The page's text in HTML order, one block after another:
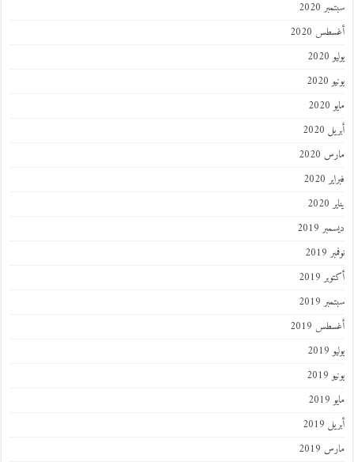
سبتمبر 2020
أغسطس 2020
يوليو 2020
يونيو 2020
مايو 2020
أبريل 2020
مارس 2020
فبراير 2020
يناير 2020
ديسمبر 2019
نوفمبر 2019
أكتوبر 2019
سبتمبر 2019
أغسطس 2019
يوليو 2019
يونيو 2019
مايو 2019
أبريل 2019
مارس 2019